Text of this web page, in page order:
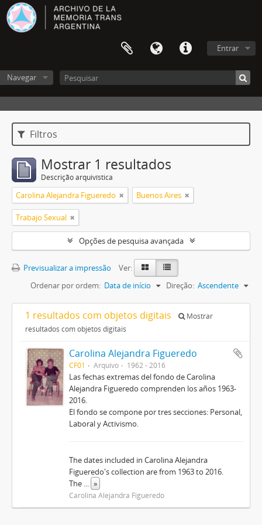
Entrar
Navegar
Filtros
Mostrar 1 resultados
Descrição arquivística
Carolina Alejandra Figueredo Buenos Aires
Trabajo Sexual
Opções de pesquisa avançada
Previsualizar a impressão
Ver:
Ordenar por ordem: Data de início Direção: Ascendente
1 resultados com objetos digitais
Mostrar
resultados com objetos digitais
Carolina Alejandra Figueredo
CF01 Arquivo 1962 - 2016
Las fechas extremas del fondo de Carolina
Alejandra Figueredo comprenden los años 1963-
2016.
El fondo se compone por tres secciones: Personal,
Laboral y Activismo.
The dates included in Carolina Alejandra
Figueredo's collection are from 1963 to 2016.
The ... »
Carolina Alejandra Figueredo